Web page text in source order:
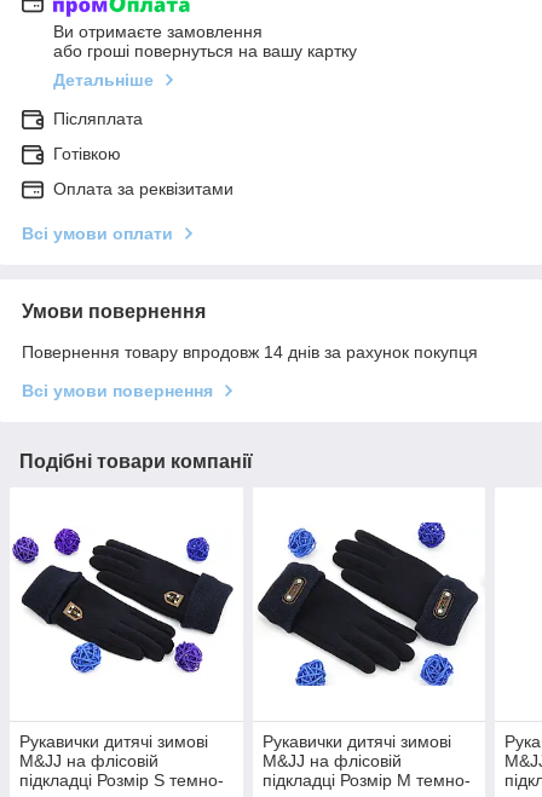
Ви отримаєте замовлення
або гроші повернуться на вашу картку
Детальніше
Післяплата
Готівкою
Оплата за реквізитами
Всі умови оплати
Умови повернення
Повернення товару впродовж 14 днів за рахунок покупця
Всі умови повернення
Подібні товари компанії
Рукавички дитячі зимові
M&JJ на флісовій
підкладці Розмір S темно-
Рукавички дитячі зимові
M&JJ на флісовій
підкладці Розмір M темно-